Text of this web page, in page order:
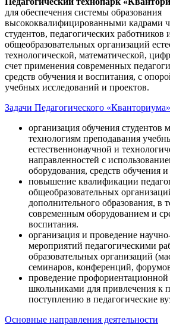
для обеспечения системы образования
высококвалифицированными кадрами
студентов, педагогических работников
общеобразовательных организаций
технологической, математической,
счет применения современных
средств обучения и воспитания, с
учебных исследований и проектов.
Задачи Педагогического «Кванториума»
организация обучения студентов
технологиям преподавания
естественнонаучной и
направленностей с
оборудования, средств обучения
повышение квалификации
общеобразовательных
дополнительного образования, в
современным оборудованием и
воспитания.
организация и проведение
мероприятий педагогическими
образовательных организаций
семинаров, конференций,
проведение профориентационной
школьниками для привлечения к
поступлению в педагогические
Основные направления деятельности